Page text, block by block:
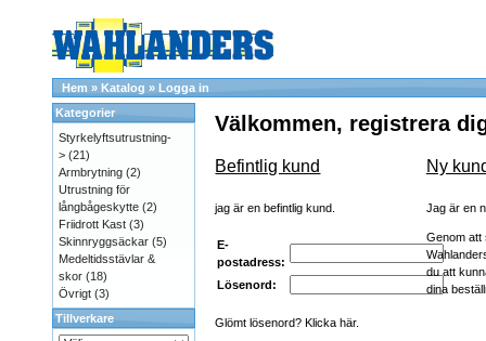
Hem »Katalog »Logga in
Välkommen, registrera
Befintlig kund
jag är en befintlig kund.
E-
postadress:
Lösenord:
Glömt lösenord? Klicka här.
Ny
Jag är en
Genom att
du att
dina
Kategorier
Styrkelyftsutrustning-
> (21)
Armbrytning (2)
Utrustning för
långbågeskytte (2)
Friidrott Kast (3)
Skinnryggsäckar (5)
Medeltidsstävlar &
skor (18)
Övrigt (3)
Tillverkare